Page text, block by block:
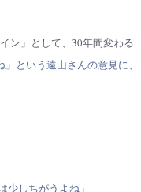
ン」として、30年間変わる
という遠山さんの意見に、
しちがうよね」